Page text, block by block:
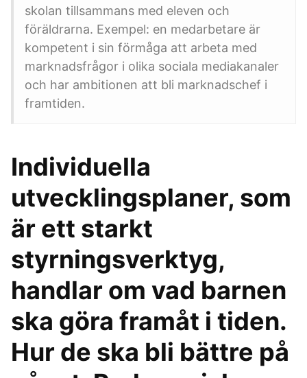
skolan tillsammans med eleven och
föräldrarna. Exempel: en medarbetare är
kompetent i sin förmåga att arbeta med
marknadsfrågor i olika sociala mediakanaler
och har ambitionen att bli marknadschef i
framtiden.
Individuella
utvecklingsplaner, som
är ett starkt
styrningsverktyg,
handlar om vad barnen
ska göra framåt i tiden.
Hur de ska bli bättre på